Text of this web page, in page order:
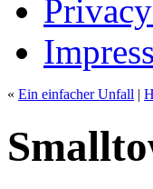
« Ein einfacher Unfall |